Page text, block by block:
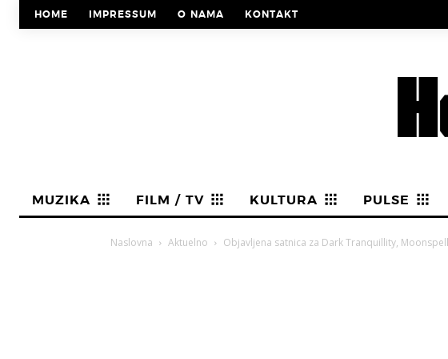
HOME IMPRESSUM O NAMA KONTAKT
MUZIKA FILM / TV KULTURA PULSE
Naslovna Aktuelno Objavljena satnica za Dark Tranquillity,